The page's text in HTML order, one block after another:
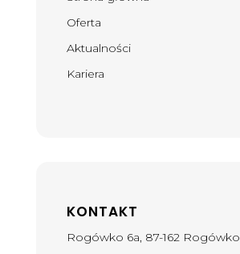
Oferta
Aktualności
Kariera
KONTAKT
Rogówko 6a, 87-162 Rogówko